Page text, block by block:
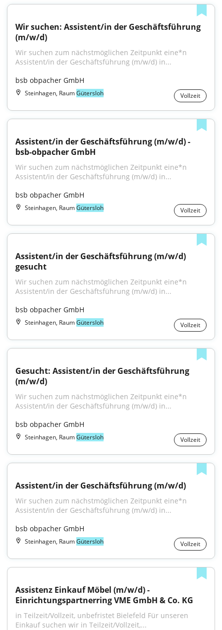
Wir suchen: Assistent/in der Geschäftsführung
(m/w/d)
Wir suchen zum nächstmöglichen Zeitpunkt eine*n
Assistent/in der Geschäftsführung (m/w/d) in...
bsb obpacher GmbH
Steinhagen, RaumGütersloh Vollzeit
Assistent/in der Geschäftsführung (m/w/d) -
bsb-obpacher GmbH
Wir suchen zum nächstmöglichen Zeitpunkt eine*n
Assistent/in der Geschäftsführung (m/w/d) in...
bsb obpacher GmbH
Steinhagen, RaumGütersloh Vollzeit
Assistent/in der Geschäftsführung (m/w/d)
gesucht
Wir suchen zum nächstmöglichen Zeitpunkt eine*n
Assistent/in der Geschäftsführung (m/w/d) in...
bsb obpacher GmbH
Steinhagen, RaumGütersloh Vollzeit
Gesucht: Assistent/in der Geschäftsführung
(m/w/d)
Wir suchen zum nächstmöglichen Zeitpunkt eine*n
Assistent/in der Geschäftsführung (m/w/d) in...
bsb obpacher GmbH
Steinhagen, RaumGütersloh Vollzeit
Assistent/in der Geschäftsführung (m/w/d)
Wir suchen zum nächstmöglichen Zeitpunkt eine*n
Assistent/in der Geschäftsführung (m/w/d) in...
bsb obpacher GmbH
Steinhagen, RaumGütersloh Vollzeit
Assistenz Einkauf Möbel (m/w/d) -
Einrichtungspartnerring VME GmbH & Co. KG
in Teilzeit/Vollzeit, unbefristet Bielefeld Für unseren
Einkauf suchen wir in Teilzeit/Vollzeit,...